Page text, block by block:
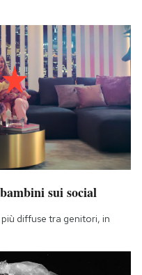
sui social
diffuse tra genitori, in